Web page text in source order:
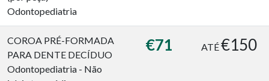
Odontopediatria
COROA PRÉ-FORMADA
PARA DENTE DECÍDUO
Odontopediatria - Não
€71 ATÉ€150